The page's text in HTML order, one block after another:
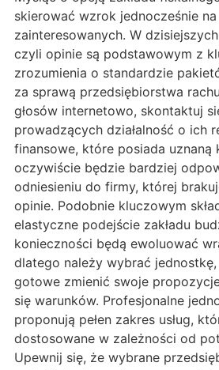
skierować wzrok jednocześnie
zainteresowanych. W
czyli opinie są podstawowym z
zrozumienia o standardzie
za sprawą przedsiębiorstwa
głosów internetowo, skontaktuj
prowadzących działalność o ich
finansowe, które posiada uznaną
oczywiście będzie bardziej
odniesieniu do firmy, której
opinie. Podobnie kluczowym
elastyczne podejście zakładu
konieczności będą ewoluować
dlatego należy wybrać
gotowe zmienić swoje
się warunków. Profesjonalne
proponują pełen zakres usług,
dostosowane w zależności od
Upewnij się, że wybrane